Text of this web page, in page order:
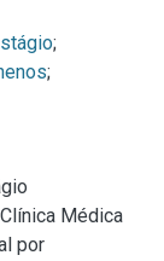
;
;
Médica
por